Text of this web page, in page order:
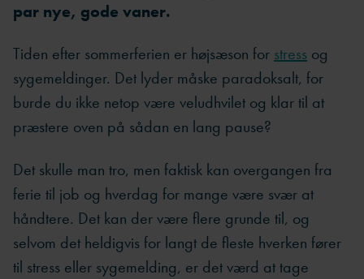
par nye, gode vaner.
Tiden efter sommerferien er højsæson for stress og
sygemeldinger. Det lyder måske paradoksalt, for
burde du ikke netop være veludhvilet og klar til at
præstere oven på sådan en lang pause?
Det skulle man tro, men faktisk kan overgangen fra
ferie til job og hverdag for mange være svær at
håndtere. Det kan der være flere grunde til, og
selvom det heldigvis for langt de fleste hverken fører
til stress eller sygemelding, er det værd at tage